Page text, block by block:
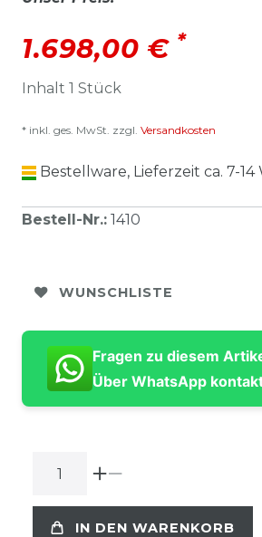
1.698,00 € *
Inhalt 1 Stück
* inkl. ges. MwSt. zzgl. Versandkosten
Bestellware, Lieferzeit ca. 7-
Bestell-Nr.: 1410
WUNSCHLISTE
Fragen zu diesem
Über WhatsApp
IN DEN WARENKORB